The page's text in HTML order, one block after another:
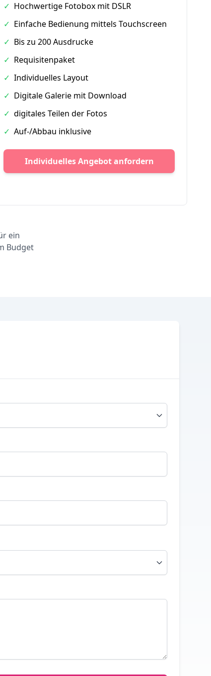
✓ Hochwertige Fotobox mit DSLR
✓ Einfache Bedienung mittels Touchscreen
✓ Bis zu 200 Ausdrucke
✓ Requisitenpaket
✓ Individuelles Layout
✓ Digitale Galerie mit Download
✓ digitales Teilen der Fotos
✓ Auf-/Abbau inklusive
Individuelles Angebot anfordern
ein
Budget